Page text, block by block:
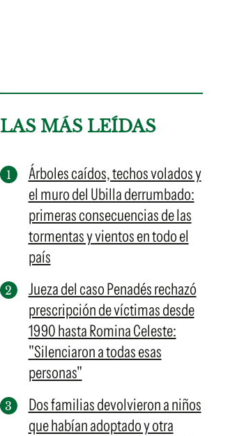
LAS MÁS LEÍDAS
Árboles caídos, techos volados y
el muro del Ubilla derrumbado:
primeras consecuencias de las
tormentas y vientos en todo el
país
Jueza del caso Penadés rechazó
prescripción de víctimas desde
1990 hasta Romina Celeste:
"Silenciaron a todas esas
personas"
Dos familias devolvieron a niños
que habían adoptado y otra